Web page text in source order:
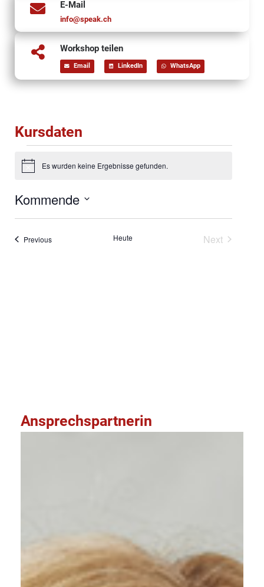
E-Mail
info@speak.ch
Workshop teilen
Email LinkedIn WhatsApp
Kursdaten
Es wurden keine Ergebnisse gefunden.
Kommende
date.
PreviousVeranstaltungen Heute Next
Ansprechspartnerin